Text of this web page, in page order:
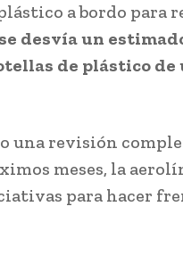
a bordo para
se desvía un
de plástico
una revisión
meses, la
para hacer